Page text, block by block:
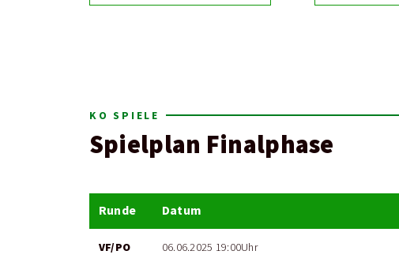
KO SPIELE
Spielplan Finalphase
Runde Datum
VF/PO 06.06.2025 19:00Uhr